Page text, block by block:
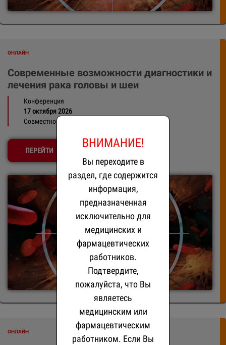
ОНЛАЙН
Современные возможности диагностики и
лечения рака головы и шеи
Конференция
17 октября 2026
Совместно с ГБУЗ «МГОБ № 62 ДЗМ»
ПЕРЕЙТИ →
ОНЛАЙН
ВНИМАНИЕ!
Вы переходите в
раздел, где содержится
информация,
предназначенная
исключительно для
медицинских и
фармацевтических
работников.
Подтвердите,
пожалуйста, что Вы
являетесь
медицинским или
фармацевтическим
работником. Если Вы